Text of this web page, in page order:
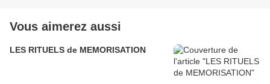
Vous aimerez aussi
LES RITUELS de MEMORISATION